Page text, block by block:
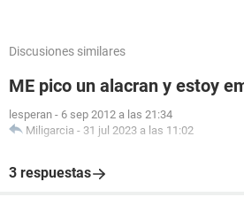
Discusiones similares
ME pico un alacran y estoy
lesperan - 6 sep 2012 a las 21:34
Miligarcia - 31 jul 2023 a las 11:02
3 respuestas